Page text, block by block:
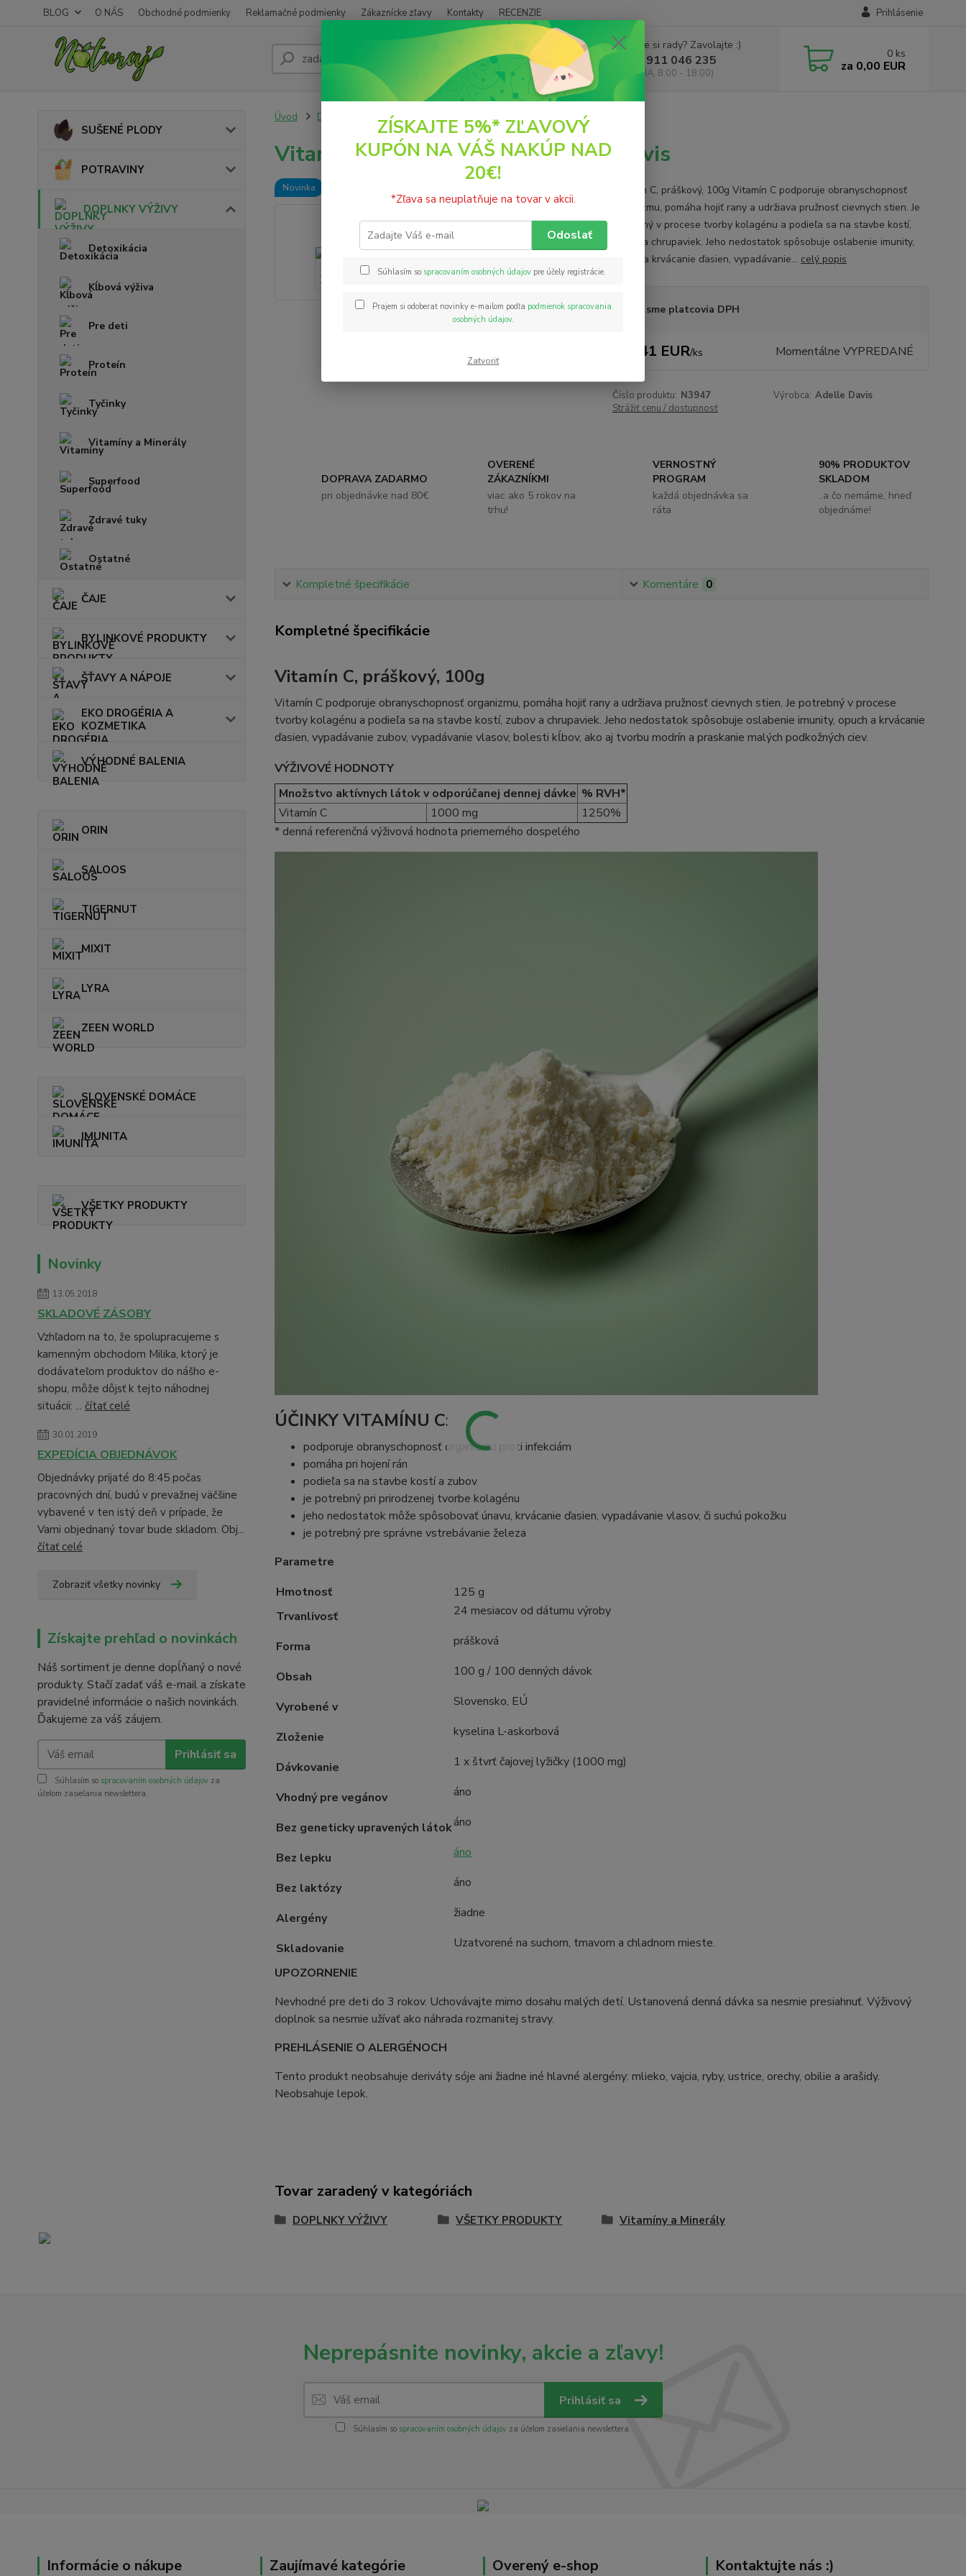
BLOG O NÁS Obchodné podmienky Reklamačné podmienky Zákaznícke zľavy Kontakty RECENZIE Prihlásenie
Hľadať
Neviete si rady? Zavolajte :)
+421 911 046 235
(PO - PIA, 8:00 - 18:00)
0 ks
za 0,00 EUR
SUŠENÉ PLODY
POTRAVINY
DOPLNKY VÝŽIVY
Detoxikácia
Kĺbová výživa
Pre deti
Proteín
Tyčinky
Vitamíny a Minerály
Superfood
Zdravé tuky
Ostatné
ČAJE
BYLINKOVÉ PRODUKTY
ŠŤAVY A NÁPOJE
EKO DROGÉRIA A
KOZMETIKA
VÝHODNÉ BALENIA
ORIN
SALOOS
TIGERNUT
MIXIT
LYRA
ZEEN WORLD
SLOVENSKÉ DOMÁCE
IMUNITA
VŠETKY PRODUKTY
Novinky
13.05.2018
SKLADOVÉ ZÁSOBY
Vzhľadom na to, že spolupracujeme s
kamenným obchodom Milika, ktorý je
dodávateľom produktov do nášho e-
shopu, môže dôjsť k tejto náhodnej
situácii: ... čítať celé
30.01.2019
EXPEDÍCIA OBJEDNÁVOK
Objednávky prijaté do 8:45 počas
pracovných dní, budú v prevažnej väčšine
vybavené v ten istý deň v prípade, že
Vami objednaný tovar bude skladom. Obj...
čítať celé
Zobraziť všetky novinky
Získajte prehľad o novinkách
Náš sortiment je denne dopĺňaný o nové
produkty. Stačí zadať váš e-mail a získate
pravidelné informácie o našich novinkách.
Ďakujeme za váš záujem.
Prihlásiť sa
Súhlasím so spracovaním osobných údajov za
účelom zasielania newslettera.
Úvod DOPLNKY VÝŽIVY Vitamín C, práškový, 100g Adelle Davis
Vitamín C, práškový, 100g Adelle Davis
Novinka
Vitamín C, práškový, 100g Vitamín C podporuje obranyschopnosť
organizmu, pomáha hojiť rany a udržiava pružnosť cievnych stien. Je
potrebný v procese tvorby kolagénu a podieľa sa na stavbe kostí,
zubov a chrupaviek. Jeho nedostatok spôsobuje oslabenie imunity,
opuch a krvácanie ďasien, vypadávanie... celý popis
Nie sme platcovia DPH
4,41 EUR/ks Momentálne VYPREDANÉ
Číslo produktu: N3947 Výrobca: Adelle Davis
Strážiť cenu / dostupnosť
DOPRAVA ZADARMO
pri objednávke nad 80€
OVERENÉ
ZÁKAZNÍKMI
viac ako 5 rokov na
trhu!
VERNOSTNÝ
PROGRAM
každá objednávka sa
ráta
90% PRODUKTOV
SKLADOM
..a čo nemáme, hneď
objednáme!
Kompletné špecifikácie Komentáre 0
Kompletné špecifikácie
Vitamín C, práškový, 100g
Vitamín C podporuje obranyschopnosť organizmu, pomáha hojiť rany a udržiava pružnosť cievnych stien. Je potrebný v procese
tvorby kolagénu a podieľa sa na stavbe kostí, zubov a chrupaviek. Jeho nedostatok spôsobuje oslabenie imunity, opuch a krvácanie
ďasien, vypadávanie zubov, vypadávanie vlasov, bolesti kĺbov, ako aj tvorbu modrín a praskanie malých podkožných ciev.
VÝŽIVOVÉ HODNOTY
Množstvo aktívnych látok v odporúčanej dennej dávke % RVH*
Vitamín C
1000 mg
1250%
* denná referenčná výživová hodnota priemerného dospelého
ÚČINKY VITAMÍNU C:
podporuje obranyschopnosť organizmu proti infekciám
pomáha pri hojení rán
podieľa sa na stavbe kostí a zubov
je potrebný pri prirodzenej tvorbe kolagénu
jeho nedostatok môže spôsobovať únavu, krvácanie ďasien, vypadávanie vlasov, či suchú pokožku
je potrebný pre správne vstrebávanie železa
Parametre
Hmotnosť
125 g
Trvanlivosť
24 mesiacov od dátumu výroby
Forma prášková
Obsah 100 g / 100 denných dávok
Vyrobené v Slovensko, EÚ
Zloženie kyselina L-askorbová
Dávkovanie 1 x štvrť čajovej lyžičky (1000 mg)
Vhodný pre vegánov áno
Bez geneticky upravených látokáno
Bez lepku áno
Bez laktózy áno
Alergény žiadne
Skladovanie
Uzatvorené na suchom, tmavom a chladnom mieste.
UPOZORNENIE
Nevhodné pre deti do 3 rokov. Uchovávajte mimo dosahu malých detí. Ustanovená denná dávka sa nesmie presiahnuť. Výživový
doplnok sa nesmie užívať ako náhrada rozmanitej stravy.
PREHLÁSENIE O ALERGÉNOCH
Tento produkt neobsahuje deriváty sóje ani žiadne iné hlavné alergény: mlieko, vajcia, ryby, ustrice, orechy, obilie a arašidy.
Neobsahuje lepok.
Tovar zaradený v kategóriách
DOPLNKY VÝŽIVY VŠETKY PRODUKTY Vitamíny a Minerály
Neprepásnite novinky, akcie a zľavy!
Prihlásiť sa
Súhlasím so spracovaním osobných údajovza účelom zasielania newslettera.
Informácie o nákupe Zaujímavé kategórie Overený e-shop Kontaktujte nás :)
ZÍSKAJTE 5%* ZĽAVOVÝ
KUPÓN NA VÁŠ NAKÚP NAD
20€!
*Zľava sa neuplatňuje na tovar v akcii.
Odoslať
Súhlasím so spracovaním osobných údajov pre účely registrácie.
Prajem si odoberať novinky e-mailom podľa podmienok spracovania
osobných údajov.
Zatvoriť